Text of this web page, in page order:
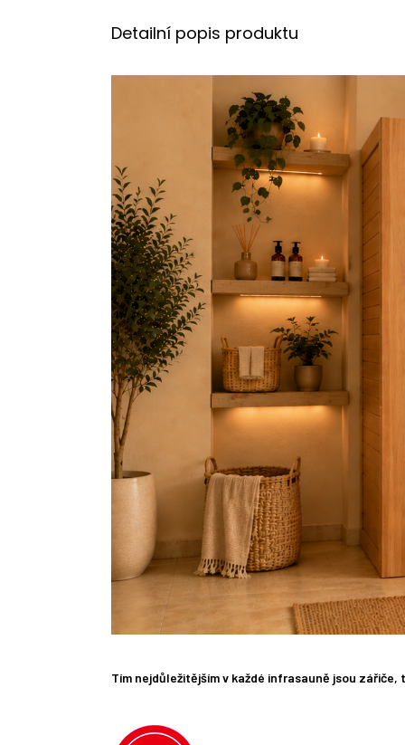
Detailní popis produktu
Tím nejdůležitějším v každé infrasauně jsou